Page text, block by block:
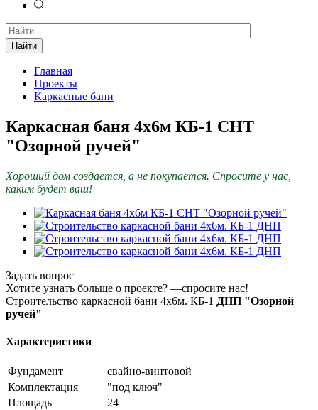
Найти
Главная
Проекты
Каркасные бани
Каркасная баня 4х6м КБ-1 СНТ
"Озорной ручей"
Хороший дом создается, а не покупается. Спросите у нас,
каким будет ваш!
Задать вопрос
Хотите узнать больше о проекте? —спросите нас!
Строительство каркасной бани 4х6м. КБ-1 ДНП "Озорной
ручей"
Характеристики
Фундамент
свайно-винтовой
Комплектация
"под ключ"
Площадь
24